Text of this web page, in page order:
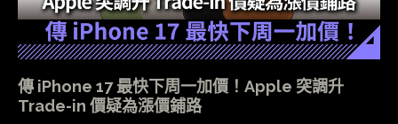
傳 iPhone 17 最快下周一加價！Apple 突調升
Trade-in 價疑為漲價鋪路